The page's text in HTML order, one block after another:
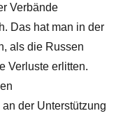
Verbände
Das hat man in der
als die Russen
Verluste erlitten.
der Unterstützung